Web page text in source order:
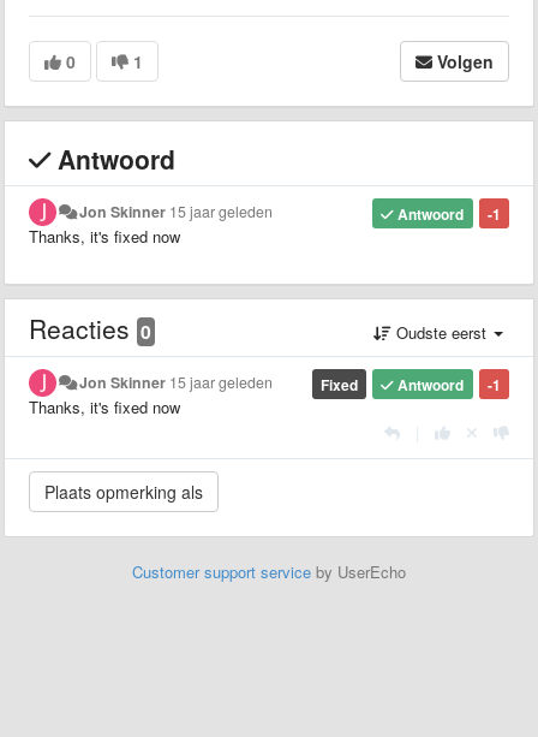
0 1 Volgen
Antwoord
-1
Antwoord
Jon Skinner 15 jaar geleden
Thanks, it's fixed now
Reacties 0 Oudste eerst
-1
Antwoord
Fixed
Jon Skinner 15 jaar geleden
Thanks, it's fixed now
Customer support service by UserEcho